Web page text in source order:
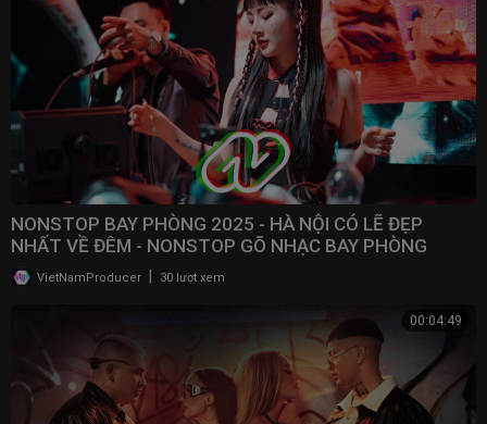
NONSTOP BAY PHÒNG 2025 - HÀ NỘI CÓ LẼ ĐẸP
NHẤT VỀ ĐÊM - NONSTOP GÕ NHẠC BAY PHÒNG
BASS CỰC MẠNH 2025
VietNamProducer 30 lượt xem
00:04:49